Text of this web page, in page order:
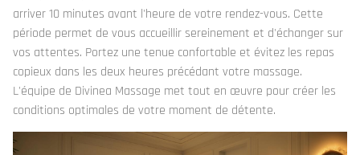
arriver 10 minutes avant l'heure de votre rendez-vous. Cette
période permet de vous accueillir sereinement et d'échanger sur
vos attentes. Portez une tenue confortable et évitez les repas
copieux dans les deux heures précédant votre massage.
L'équipe de Divinea Massage met tout en œuvre pour créer les
conditions optimales de votre moment de détente.